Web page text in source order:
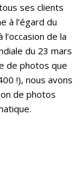
ses clients
à l’égard du
de la
du 23 mars
de photos que
!), nous avons
de photos